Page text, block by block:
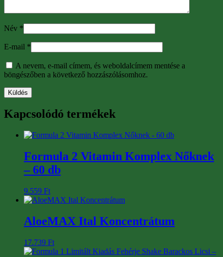
Név *
E-mail *
A nevem, e-mail címem, és weboldalcímem mentése a
böngészőben a következő hozzászólásomhoz.
Kapcsolódó termékek
Formula 2 Vitamin Komplex Nőknek
– 60 db
9.559 Ft
AloeMAX Ital Koncentrátum
17.739 Ft